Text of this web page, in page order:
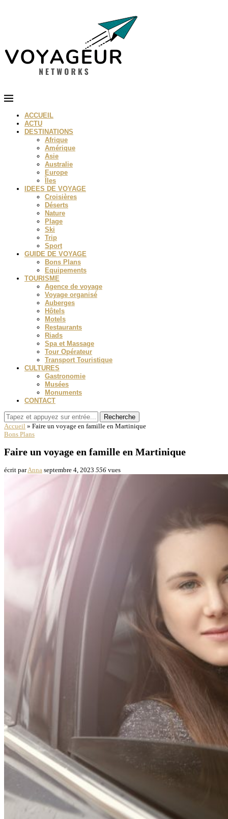
ACCUEIL
ACTU
DESTINATIONS
Afrique
Amérique
Asie
Australie
Europe
Îles
IDEES DE VOYAGE
Croisières
Déserts
Nature
Plage
Ski
Trip
Sport
GUIDE DE VOYAGE
Bons Plans
Equipements
TOURISME
Agence de voyage
Voyage organisé
Auberges
Hôtels
Motels
Restaurants
Riads
Spa et Massage
Tour Opérateur
Transport Touristique
CULTURES
Gastronomie
Musées
Monuments
CONTACT
Recherche
Accueil » Faire un voyage en famille en Martinique
Bons Plans
Faire un voyage en famille en Martinique
écrit parAnna septembre 4, 2023 556 vues